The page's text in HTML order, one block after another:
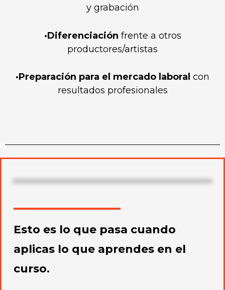
y grabación
·Diferenciación frente a otros
productores/artistas
·Preparación para el mercado laboral con
resultados profesionales
Esto es lo que pasa cuando
aplicas lo que aprendes en el
curso.